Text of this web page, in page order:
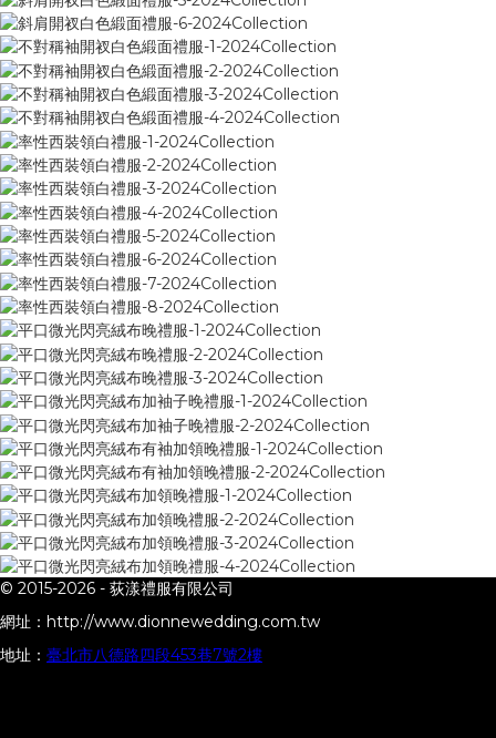
© 2015-2026 - 荻漾禮服有限公司
網址： http://www.dionnewedding.com.tw
地址： 臺北市八德路四段453巷7號2樓